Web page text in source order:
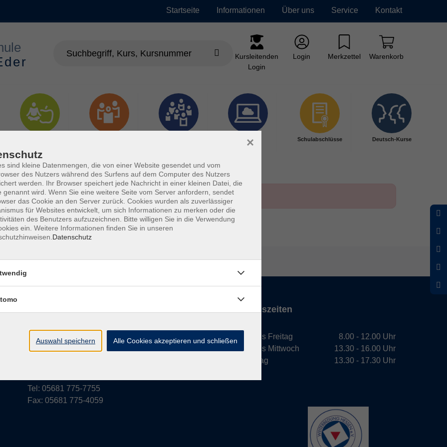
Startseite Informationen Über uns Service Kontakt
Kursleitenden
Login
Login Merkzettel Warenkorb
Digitales
Lernen
Schulabschlüsse Deutsch-Kurse
Barrierefreiheit Widerruf
Parkstraße 6
34576 Homberg (Efze)
Tel: 05681 775-7755
Fax: 05681 775-4059
Öffnungszeiten
Montag bis Freitag
Montag bis Mittwoch
Donnerstag
8.00 - 12.00 Uhr
13.30 - 16.00 Uhr
13.30 - 17.30 Uhr
sind kleine Datenmengen, die von einer Website gesendet und vom
des Nutzers während des Surfens auf dem Computer des Nutzers
werden. Ihr Browser speichert jede Nachricht in einer kleinen Datei, die
genannt wird. Wenn Sie eine weitere Seite vom Server anfordern, sendet
das Cookie an den Server zurück. Cookies wurden als zuverlässiger
für Websites entwickelt, um sich Informationen zu merken oder die
des Benutzers aufzuzeichnen. Bitte willigen Sie in die Verwendung
ein. Weitere Informationen finden Sie in unseren
Datenschutz
×
Auswahl speichern Alle Cookies akzeptieren und schließen